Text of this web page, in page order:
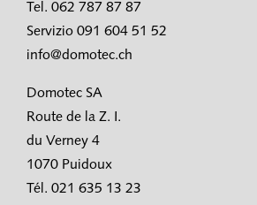
Tel. 062 787 87 87
Servizio 091 604 51 52
info@domotec.ch
Domotec SA
Route de la Z. I.
du Verney 4
1070 Puidoux
Tél. 021 635 13 23